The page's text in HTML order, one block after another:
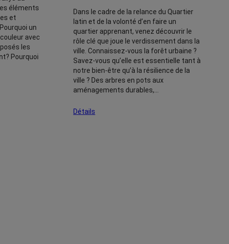
éléments
et
un
avec
les
Pourquoi
Dans le cadre de la relance du Quartier
latin et de la volonté d’en faire un
quartier apprenant, venez découvrir le
rôle clé que joue le verdissement dans la
ville. Connaissez-vous la forêt urbaine ?
Savez-vous qu’elle est essentielle tant à
notre bien-être qu’à la résilience de la
ville ? Des arbres en pots aux
aménagements durables,…
Détails